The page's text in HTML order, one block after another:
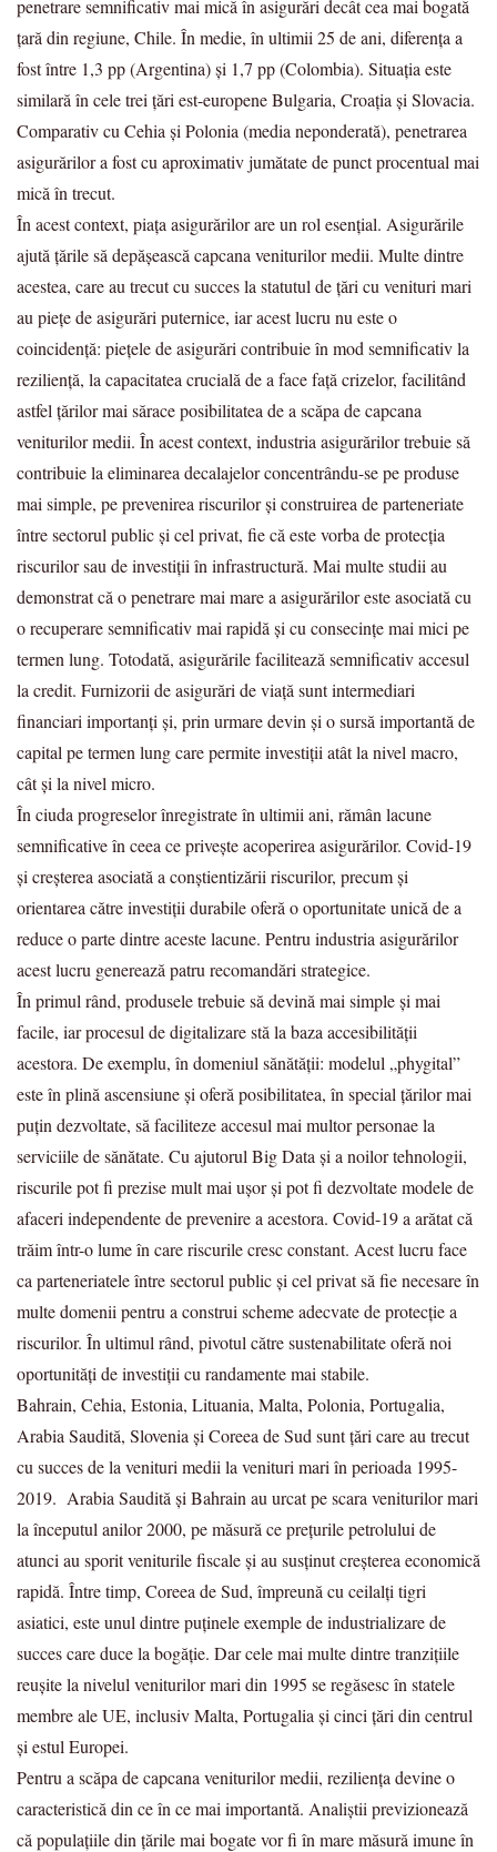
penetrare semnificativ mai mică în asigurări decât cea mai bogată
țară din regiune, Chile. În medie, în ultimii 25 de ani, diferența a
fost între 1,3 pp (Argentina) și 1,7 pp (Colombia). Situația este
similară în cele trei țări est-europene Bulgaria, Croația și Slovacia.
Comparativ cu Cehia și Polonia (media neponderată), penetrarea
asigurărilor a fost cu aproximativ jumătate de punct procentual mai
mică în trecut.
În acest context, piața asigurărilor are un rol esențial. Asigurările
ajută țările să depășească capcana veniturilor medii. Multe dintre
acestea, care au trecut cu succes la statutul de țări cu venituri mari
au piețe de asigurări puternice, iar acest lucru nu este o
coincidență: piețele de asigurări contribuie în mod semnificativ la
reziliență, la capacitatea crucială de a face față crizelor, facilitând
astfel țărilor mai sărace posibilitatea de a scăpa de capcana
veniturilor medii. În acest context, industria asigurărilor trebuie să
contribuie la eliminarea decalajelor concentrându-se pe produse
mai simple, pe prevenirea riscurilor și construirea de parteneriate
între sectorul public și cel privat, fie că este vorba de protecția
riscurilor sau de investiții în infrastructură. Mai multe studii au
demonstrat că o penetrare mai mare a asigurărilor este asociată cu
o recuperare semnificativ mai rapidă și cu consecințe mai mici pe
termen lung. Totodată, asigurările facilitează semnificativ accesul
la credit. Furnizorii de asigurări de viață sunt intermediari
financiari importanți și, prin urmare devin și o sursă importantă de
capital pe termen lung care permite investiții atât la nivel macro,
cât și la nivel micro.
În ciuda progreselor înregistrate în ultimii ani, rămân lacune
semnificative în ceea ce privește acoperirea asigurărilor. Covid-19
și creșterea asociată a conștientizării riscurilor, precum și
orientarea către investiții durabile oferă o oportunitate unică de a
reduce o parte dintre aceste lacune. Pentru industria asigurărilor
acest lucru generează patru recomandări strategice.
În primul rând, produsele trebuie să devină mai simple și mai
facile, iar procesul de digitalizare stă la baza accesibilității
acestora. De exemplu, în domeniul sănătății: modelul „phygital”
este în plină ascensiune și oferă posibilitatea, în special țărilor mai
puțin dezvoltate, să faciliteze accesul mai multor personae la
serviciile de sănătate. Cu ajutorul Big Data și a noilor tehnologii,
riscurile pot fi prezise mult mai ușor și pot fi dezvoltate modele de
afaceri independente de prevenire a acestora. Covid-19 a arătat că
trăim într-o lume în care riscurile cresc constant. Acest lucru face
ca parteneriatele între sectorul public și cel privat să fie necesare în
multe domenii pentru a construi scheme adecvate de protecție a
riscurilor. În ultimul rând, pivotul către sustenabilitate oferă noi
oportunități de investiții cu randamente mai stabile.
Bahrain, Cehia, Estonia, Lituania, Malta, Polonia, Portugalia,
Arabia Saudită, Slovenia și Coreea de Sud sunt țări care au trecut
cu succes de la venituri medii la venituri mari în perioada 1995-
2019. Arabia Saudită și Bahrain au urcat pe scara veniturilor mari
la începutul anilor 2000, pe măsură ce prețurile petrolului de
atunci au sporit veniturile fiscale și au susținut creșterea economică
rapidă. Între timp, Coreea de Sud, împreună cu ceilalți tigri
asiatici, este unul dintre puținele exemple de industrializare de
succes care duce la bogăție. Dar cele mai multe dintre tranzițiile
reușite la nivelul veniturilor mari din 1995 se regăsesc în statele
membre ale UE, inclusiv Malta, Portugalia și cinci țări din centrul
și estul Europei.
Pentru a scăpa de capcana veniturilor medii, reziliența devine o
caracteristică din ce în ce mai importantă. Analiștii previzionează
că populațiile din țările mai bogate vor fi în mare măsură imune în